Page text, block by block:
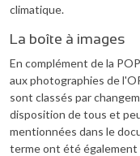
climatique.
La boîte à images
En complément de la
aux photographies de
sont classés par
disposition de tous et
mentionnées dans le
terme ont été également